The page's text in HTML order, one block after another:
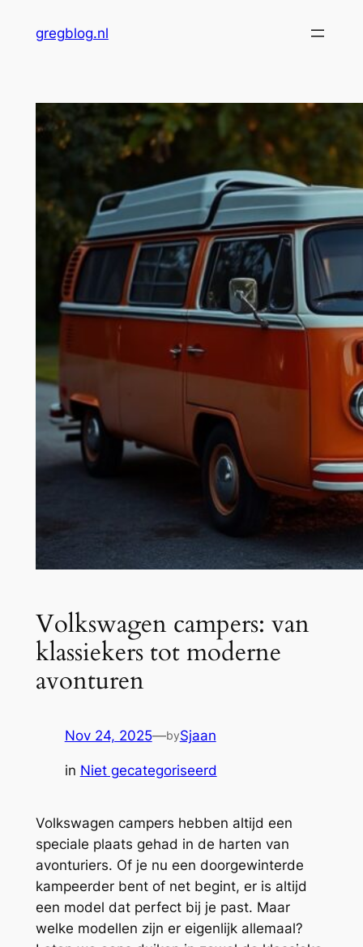
gregblog.nl
Volkswagen campers: van
klassiekers tot moderne
avonturen
Nov 24, 2025—bySjaan
in Niet gecategoriseerd
Volkswagen campers hebben altijd een
speciale plaats gehad in de harten van
avonturiers. Of je nu een doorgewinterde
kampeerder bent of net begint, er is altijd
een model dat perfect bij je past. Maar
welke modellen zijn er eigenlijk allemaal?